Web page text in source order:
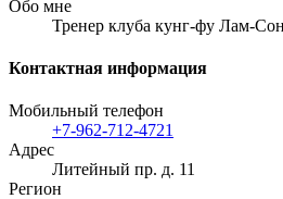
Обо мне
Тренер клуба кунг-фу Лам-
Контактная информация
Мобильный телефон
+7-962-712-4721
Адрес
Литейный пр. д. 11
Регион